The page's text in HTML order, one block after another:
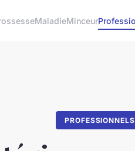
MaladieMinceur
PROFESSIONNELS